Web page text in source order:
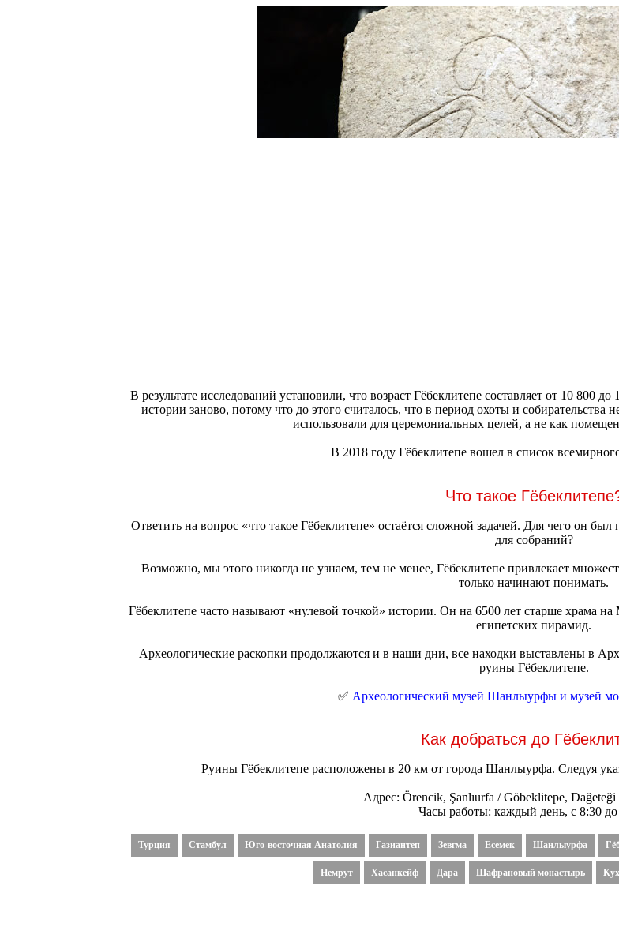
В результате исследований установили, что возраст Гёбеклитепе составляет от 10 800
истории заново, потому что до этого считалось, что в период охоты и собирательства
использовали для церемониальных целей, а не как
В 2018 году Гёбеклитепе вошел в список
Что такое
Ответить на вопрос «что такое Гёбеклитепе» остаётся сложной задачей. Для чего он
для собраний?
Возможно, мы этого никогда не узнаем, тем не менее, Гёбеклитепе привлекает
только начинают понимать.
Гёбеклитепе часто называют «нулевой точкой» истории. Он на 6500 лет старше храма
египетских пирамид.
Археологические раскопки продолжаются и в наши дни, все находки выставлены в
руины Гёбеклитепе.
✅ Археологический музей Шанлыурфы и музей
Как добраться до
Руины Гёбеклитепе расположены в 20 км от города Шанлыурфа. Следуя
Адрес: Örencik, Şanlıurfa / Göbeklitepe,
Часы работы: каждый день, с 8:30
Турция Стамбул Юго-восточная Анатолия Газиантеп Зевгма Есемек Шанлыурфа
Немрут Хасанкейф Дара Шафрановый монастырь